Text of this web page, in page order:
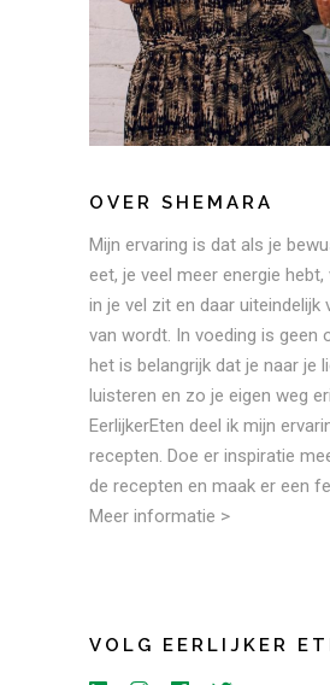
OVER SHEMARA
Mijn ervaring is dat als je
eet, je veel meer energie hebt,
in je vel zit en daar uiteindelijk
van wordt. In voeding is geen
het is belangrijk dat je naar je
luisteren en zo je eigen weg
EerlijkerEten deel ik mijn
recepten. Doe er inspiratie
de recepten en maak er een
Meer informatie >
VOLG EERLIJKER